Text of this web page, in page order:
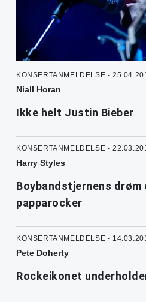
KONSERTANMELDELSE -
Niall Horan
Ikke helt Justin Bieber
KONSERTANMELDELSE -
Harry Styles
Boybandstjernens drøm
papparocker
KONSERTANMELDELSE -
Pete Doherty
Rockeikonet